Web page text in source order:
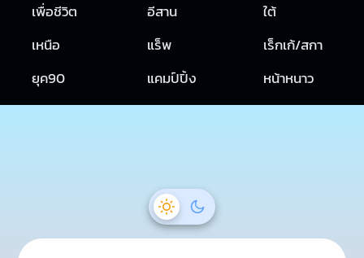
เพื่อชีวิต
อีสาน
ใต้
เหนือ
แร็พ
เร็กเก้/สกา
ยุค90
แคมป์ปิ้ง หน้าหนาว